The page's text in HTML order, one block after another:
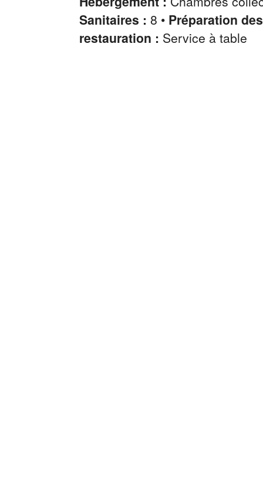
Sanitaires : 8 • Préparation
restauration : Service à table